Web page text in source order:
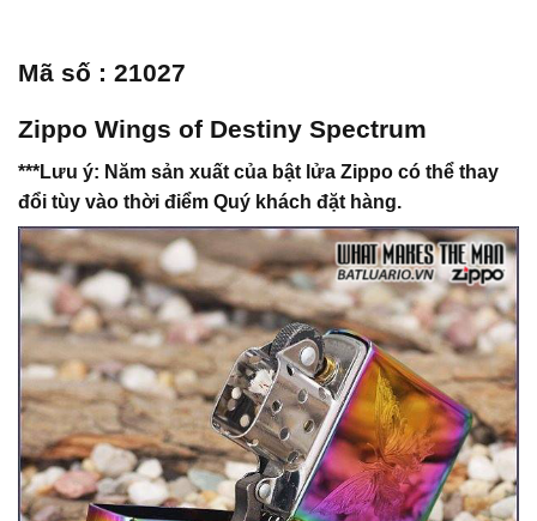
Mã số : 21027
Zippo Wings of Destiny Spectrum
***Lưu ý: Năm sản xuất của bật lửa Zippo có thể thay
đổi tùy vào thời điểm Quý khách đặt hàng.